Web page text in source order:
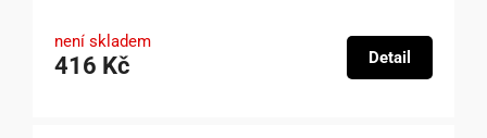
není skladem
416 Kč Detail